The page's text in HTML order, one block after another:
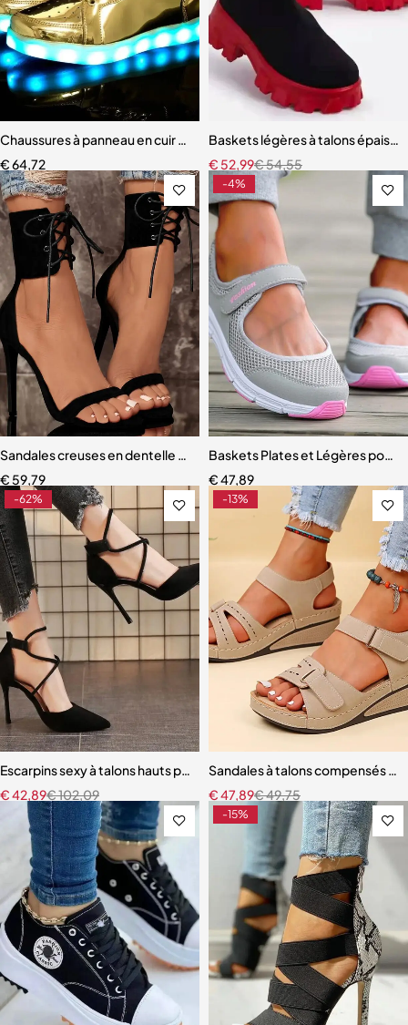
Chaussures à panneau en cuir miroir, lumière LED
€64,72
Baskets légères à talons épais
€54,55
€ 52,99
Sandales creuses en dentelle ouverte pour femmes
€ 59,79
-4%
Baskets Plates et Légères pour
€47,89
-62%
Escarpins sexy à talons hauts pour femmes
€102,09
€42,89
-13%
Sandales à talons compensés
€49,75
€47,89
-15%